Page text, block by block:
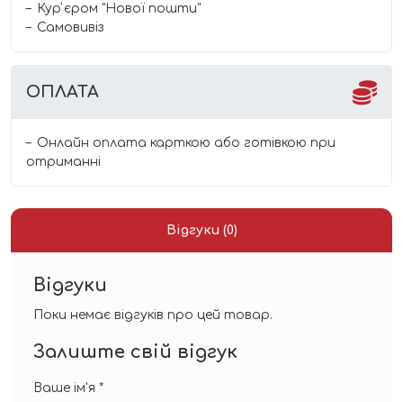
Курʼєром "Нової пошти"
Самовивіз
ОПЛАТА
Онлайн оплата карткою або готівкою при
отриманні
Відгуки (0)
Відгуки
Поки немає відгуків про цей товар.
Залиште свій відгук
Ваше ім'я *